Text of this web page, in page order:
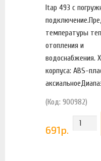
Itap 493 с
температуры
отопления и
водоснабжения.
корпуса: ABS-
(Код: 900982)
691р.